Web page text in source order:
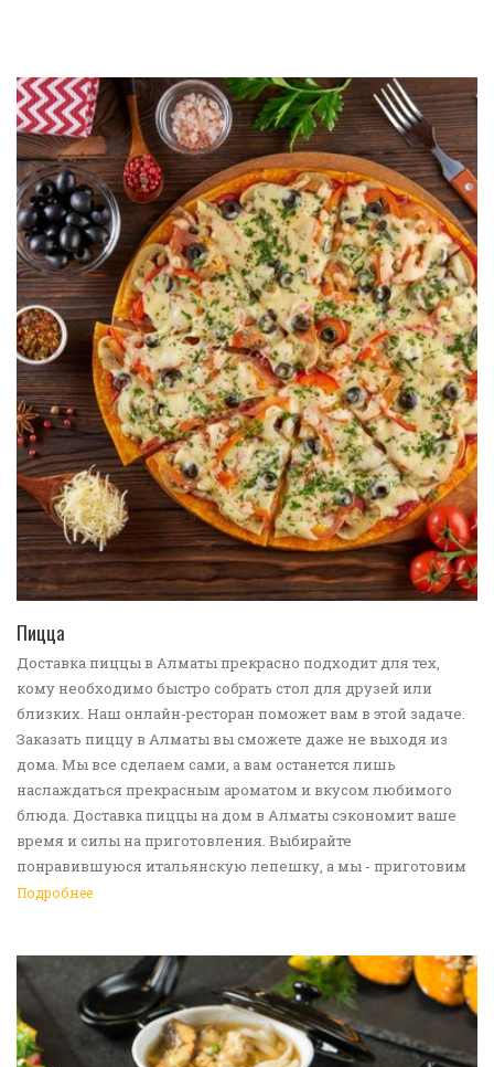
Пицца
Доставка пиццы в Алматы прекрасно подходит для тех,
кому необходимо быстро собрать стол для друзей или
близких. Наш онлайн-ресторан поможет вам в этой задаче.
Заказать пиццу в Алматы вы сможете даже не выходя из
дома. Мы все сделаем сами, а вам останется лишь
наслаждаться прекрасным ароматом и вкусом любимого
блюда. Доставка пиццы на дом в Алматы сэкономит ваше
время и силы на приготовления. Выбирайте
понравившуюся итальянскую лепешку, а мы - приготовим
ее в лучших традициях. Доставка еды в Алматы -
Подробнее